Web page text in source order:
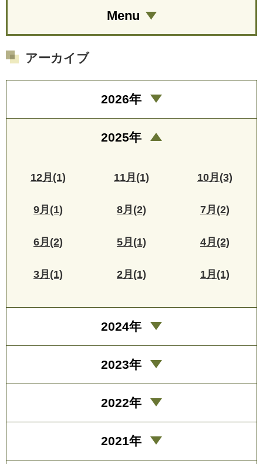
Menu
アーカイブ
2026年
2025年
12月(1) 11月(1) 10月(3)
9月(1) 8月(2) 7月(2)
6月(2) 5月(1) 4月(2)
3月(1) 2月(1) 1月(1)
2024年
2023年
2022年
2021年